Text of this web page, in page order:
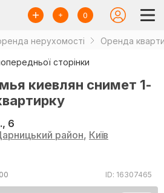
0
нерухомості Оренда
сторінки
киевлян снимет 1-
6
район, Київ
ID: 16307465